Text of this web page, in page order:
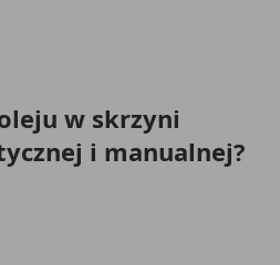
w skrzyni
i manualnej?